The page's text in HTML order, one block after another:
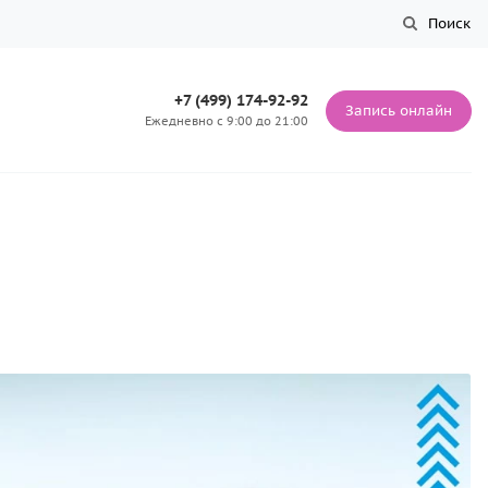
Поиск
+7 (499) 174-92-92
Ежедневно с 9:00 до 21:00
Запись онлайн